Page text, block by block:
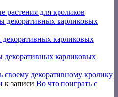
растения для кроликов
декоративных карликовых
декоративных карликовых
декоративных карликовых
своему декоративному кролику
к записи Во что поиграть с